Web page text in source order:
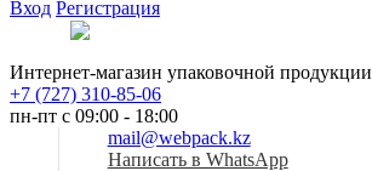
Вход Регистрация
Интернет-магазин упаковочной продукции
+7 (727) 310-85-06
пн-пт с 09:00 - 18:00
mail@webpack.kz
Написать в WhatsApp